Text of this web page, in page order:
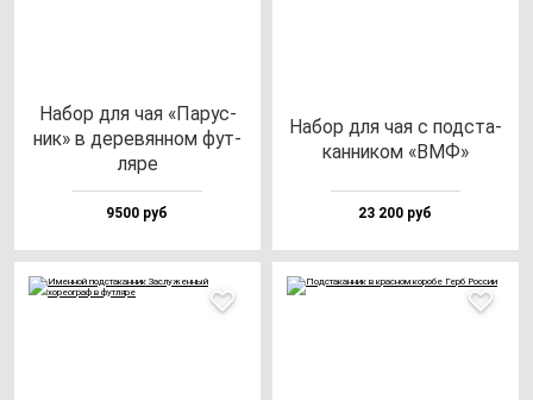
Набор для чая «Парус­
ник» в де­ре­вян­ном фут­
ля­ре
9500 руб
Набор для чая с под­ста­
кан­ни­ком «ВМФ»
23 200 руб